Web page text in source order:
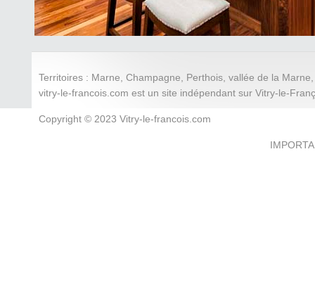
Territoires : Marne, Champagne, Perthois, vallée de la
vitry-le-francois.com est un site indépendant sur Vitry-le-
Copyright © 2023 Vitry-le-francois.com